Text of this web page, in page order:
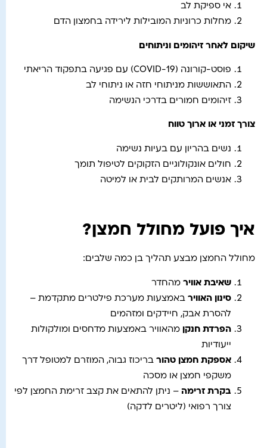
אי ספיקת לב
מחלות כרוניות המובילות לירידה בחמצון הדם
שיקום לאחר זיהומים וניתוחים
פוסט-קורונה (COVID-19) עם פגיעה בתפקוד הריאתי
התאוששות מניתוחי חזה או ניתוחי לב
זיהומים חמורים בדרכי הנשימה
צורך זמני או ארוך טווח
נשים בהריון עם בעיות נשימה
חולים אונקולוגיים הזקוקים לטיפול תומך
אנשים המרותקים לבית או למיטה
איך פועל מחולל חמצן?
מחולל החמצן מבצע תהליך בן כמה שלבים:
שאיבת אוויר מהחדר
סינון האוויר באמצעות מערכת פילטרים מתקדמת –
להסרת אבק, חיידקים ומזהמים
הפרדת חנקן מהאוויר באמצעות מדחסים ומולקולות
ייעודיות
אספקת חמצן טהור בריכוז גבוה, המוזרם למטופל דרך
משקפי חמצן או מסכה
בקרת זרימה – ניתן להתאים את קצב זרימת החמצן לפי
צורך רפואי (ליטרים לדקה)